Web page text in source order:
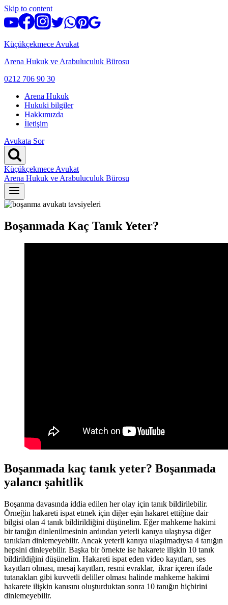
Skip to content
Küçükçekmece Avukat
Arena Hukuk ve Arabuluculuk Bürosu
0212 706 90 30
Arena Hukuk
Hukuki bilgiler
Hakkımızda
İletişim
Avukata Sor
Küçükçekmece Avukat
Arena Hukuk ve Arabuluculuk Bürosu
Boşanmada Kaç Tanık Yeter?
Boşanmada kaç tanık yeter? Boşanmada
yalancı şahitlik
Boşanma davasında iddia edilen her olay için tanık bildirilebilir.
Örneğin hakareti ispat etmek için diğer eşin hakaret ettiğine dair
bilgisi olan 4 tanık bildirildiğini düşünelim. Eğer mahkeme hakimi
bir tanığın dinlenilmesinin ardından yeterli kanıya ulaştıysa diğer
tanıkları dinlemeyebilir. Ancak yeterli kanıya ulaşılmadıysa 4 tanığın
hepsini dinleyebilir. Başka bir örnekte ise hakarete ilişkin 10 tanık
bildirildiğini düşünelim. Hakareti ispat eden video kayıtları, ses
kayıtları olması, mesaj kayıtları, resmi evraklar, ikrar içeren ifade
tutanakları gibi kuvvetli deliller olması halinde mahkeme hakimi
hakarete ilişkin kanısını oluşturduktan sonra 10 tanığın hiçbirini
dinlemeyebilir.